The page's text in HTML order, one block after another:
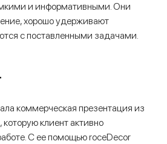
и информативными. Они
хорошо удерживают
с поставленными задачами.
коммерческая презентация из
клиент активно
С ее помощью roceDecor